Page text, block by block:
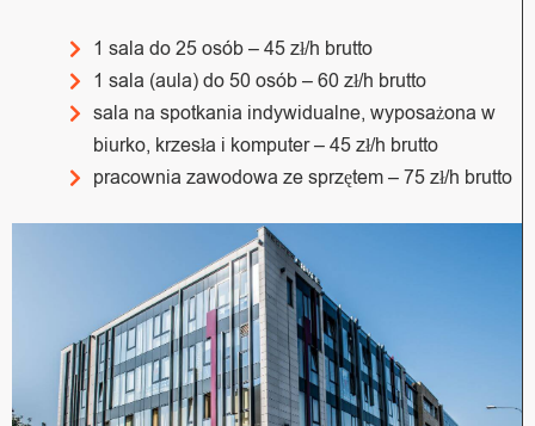
1 sala do 25 osób – 45 zł/h brutto
1 sala (aula) do 50 osób – 60 zł/h brutto
sala na spotkania indywidualne, wyposażona w
biurko, krzesła i komputer – 45 zł/h brutto
pracownia zawodowa ze sprzętem – 75 zł/h brutto